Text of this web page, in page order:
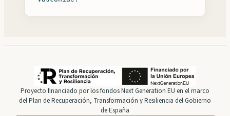
Proyecto financiado por los fondos Next Generation EU en el marco
del Plan de Recuperación, Transformación y Resiliencia del Gobierno
de España